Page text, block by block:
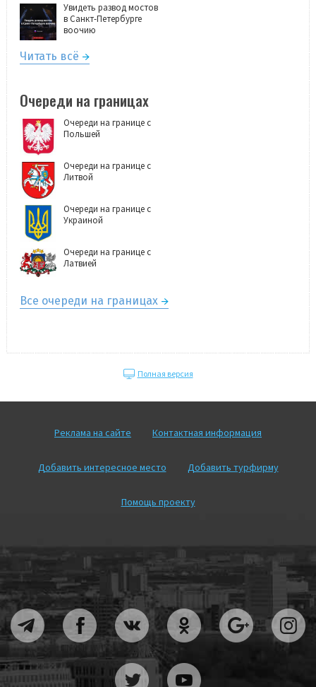
Увидеть развод мостов
в Санкт-Петербурге
воочию
Читать всё
Очереди на границах
Очереди на границе с
Польшей
Очереди на границе с
Литвой
Очереди на границе с
Украиной
Очереди на границе с
Латвией
Все очереди на границах
Полная версия
Реклама на сайте Контактная информация
Добавить интересное место Добавить турфирму
Помощь проекту